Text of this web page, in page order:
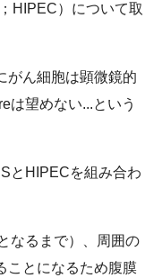
HIPEC）について取
がん細胞は顕微鏡的
は望めない...という
とHIPECを組み合わ
なるまで）、周囲の
ことになるため腹膜